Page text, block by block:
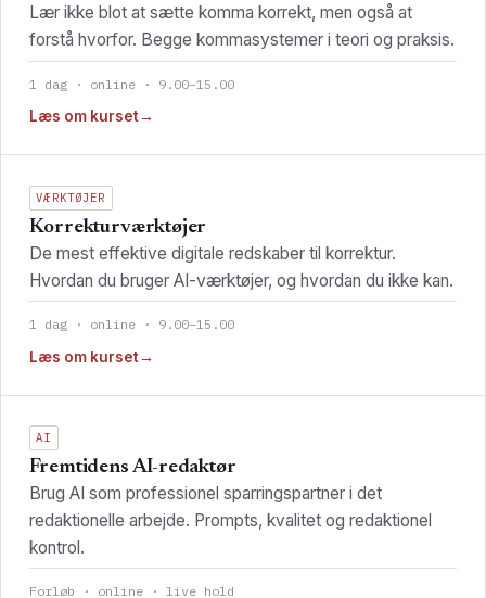
Lær ikke blot at sætte komma korrekt, men også at
forstå hvorfor. Begge kommasystemer i teori og praksis.
1 dag · online · 9.00–15.00
Læs om kurset→
VÆRKTØJER
Korrekturværktøjer
De mest effektive digitale redskaber til korrektur.
Hvordan du bruger AI-værktøjer, og hvordan du ikke kan.
1 dag · online · 9.00–15.00
Læs om kurset→
AI
Fremtidens AI-redaktør
Brug AI som professionel sparringspartner i det
redaktionelle arbejde. Prompts, kvalitet og redaktionel
kontrol.
Forløb · online · live hold